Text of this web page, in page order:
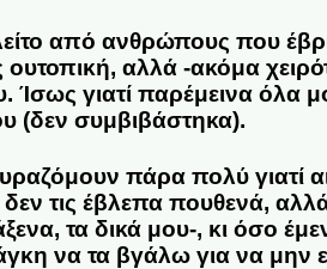
από ανθρώπους που
αλλά -ακόμα
γιατί παρέμεινα όλα
(δεν συμβιβάστηκα).
πάρα πολύ γιατί
τις έβλεπα πουθενά,
τα δικά μου-, κι όσο
να τα βγάλω για να μην